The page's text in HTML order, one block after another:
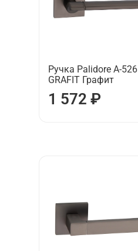
Ручка Palidore А-526
GRAFIT Графит
1 572 ₽